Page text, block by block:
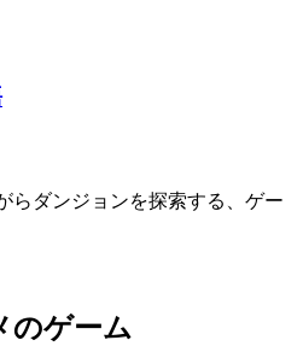
らダンジョンを探索する、ゲー
のゲーム